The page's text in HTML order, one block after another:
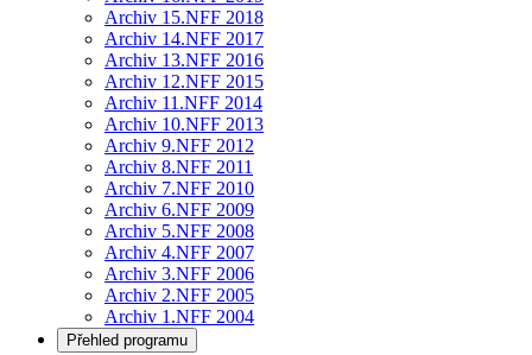
Archiv 15.NFF 2018
Archiv 14.NFF 2017
Archiv 13.NFF 2016
Archiv 12.NFF 2015
Archiv 11.NFF 2014
Archiv 10.NFF 2013
Archiv 9.NFF 2012
Archiv 8.NFF 2011
Archiv 7.NFF 2010
Archiv 6.NFF 2009
Archiv 5.NFF 2008
Archiv 4.NFF 2007
Archiv 3.NFF 2006
Archiv 2.NFF 2005
Archiv 1.NFF 2004
Přehled programu